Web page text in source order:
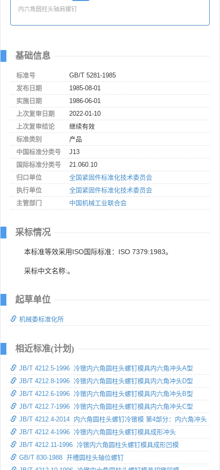
内六角圆柱头轴肩螺钉
基础信息
标准号
GB/T 5281-1985
发布日期
1985-08-01
实施日期
1986-06-01
上次复审日期
2022-01-10
上次复审结论
继续有效
标准类别
产品
中国标准分类号
J13
国际标准分类号
21.060.10
归口单位
全国紧固件标准化技术委员会
执行单位
全国紧固件标准化技术委员会
主管部门
中国机械工业联合会
采标情况
本标准等效采用ISO国际标准：ISO 7379:1983。
采标中文名称:。
起草单位
机械委标准化所
相近标准(计划)
JB/T 4212.5-1996 冷镦内六角圆柱头螺钉模具内六角冲头A型
JB/T 4212.8-1996 冷镦内六角圆柱头螺钉模具内六角冲头D型
JB/T 4212.6-1996 冷镦内六角圆柱头螺钉模具内六角冲头B型
JB/T 4212.7-1996 冷镦内六角圆柱头螺钉模具内六角冲头C型
JB/T 4212.4-2014 内六角圆柱头螺钉冷镦模 第4部分：内六角冲头
JB/T 4212.4-1996 冷镦内六角圆柱头螺钉模具成形冲头
JB/T 4212.11-1996 冷镦内六角圆柱头螺钉模具成形凹模
GB/T 830-1988 开槽圆柱头轴位螺钉